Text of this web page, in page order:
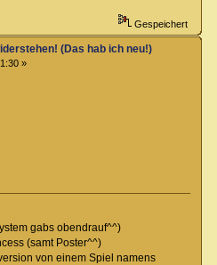
Gespeichert
(Das hab ich neu!)
»
gabs obendrauf^^)
(samt Poster^^)
von einem Spiel namens